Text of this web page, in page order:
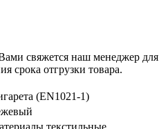
свяжется наш менеджер для
срока отгрузки товара.
(EN1021-1)
текстильные